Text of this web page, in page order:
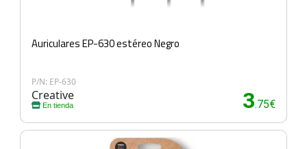
Auriculares EP-630 estéreo Negro
P/N: EP-630
Creative
En tienda 3.75€